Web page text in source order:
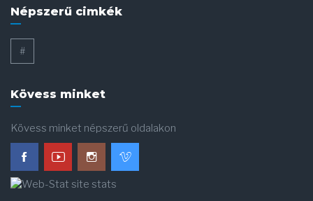
Népszerű cimkék
#
Kövess minket
Kövess minket népszerű oldalakon